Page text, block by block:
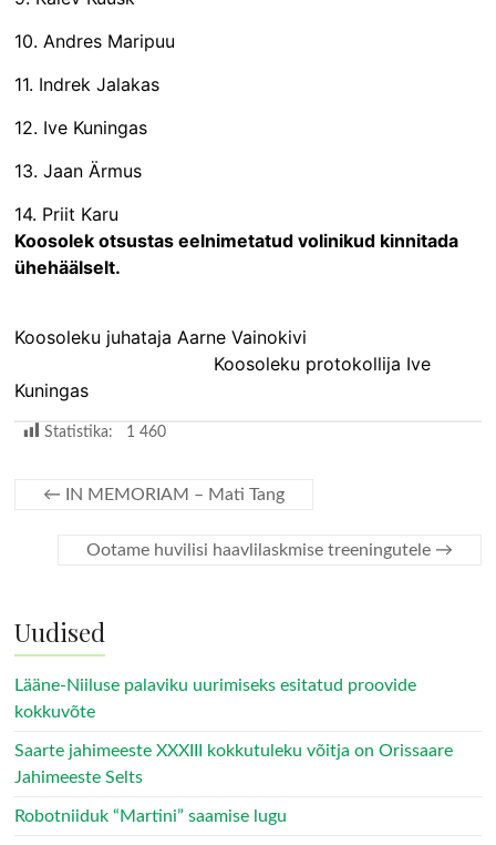
10. Andres Maripuu
11. Indrek Jalakas
12. Ive Kuningas
13. Jaan Ärmus
14. Priit Karu
Koosolek otsustas eelnimetatud volinikud kinnitada
ühehäälselt.
Koosoleku juhataja Aarne Vainokivi
Koosoleku protokollija Ive
Kuningas
Statistika: 1 460
← IN MEMORIAM – Mati Tang
Ootame huvilisi haavlilaskmise treeningutele →
Uudised
Lääne-Niiluse palaviku uurimiseks esitatud proovide
kokkuvõte
Saarte jahimeeste XXXIII kokkutuleku võitja on Orissaare
Jahimeeste Selts
Robotniiduk “Martini” saamise lugu